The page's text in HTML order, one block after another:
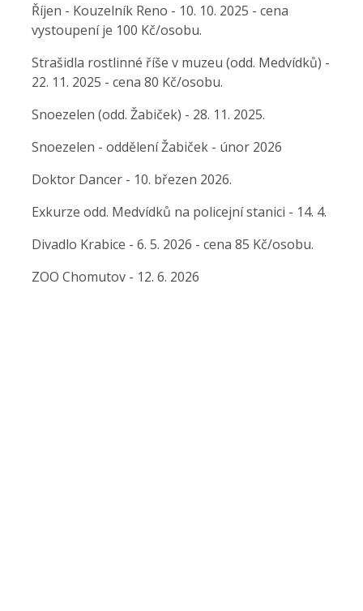
Říjen - Kouzelník Reno - 10. 10. 2025 - cena
vystoupení je 100 Kč/osobu.
Strašidla rostlinné říše v muzeu (odd. Medvídků) -
22. 11. 2025 - cena 80 Kč/osobu.
Snoezelen (odd. Žabiček) - 28. 11. 2025.
Snoezelen - oddělení Žabiček - únor 2026
Doktor Dancer - 10. březen 2026.
Exkurze odd. Medvídků na policejní stanici - 14. 4.
Divadlo Krabice - 6. 5. 2026 - cena 85 Kč/osobu.
ZOO Chomutov - 12. 6. 2026